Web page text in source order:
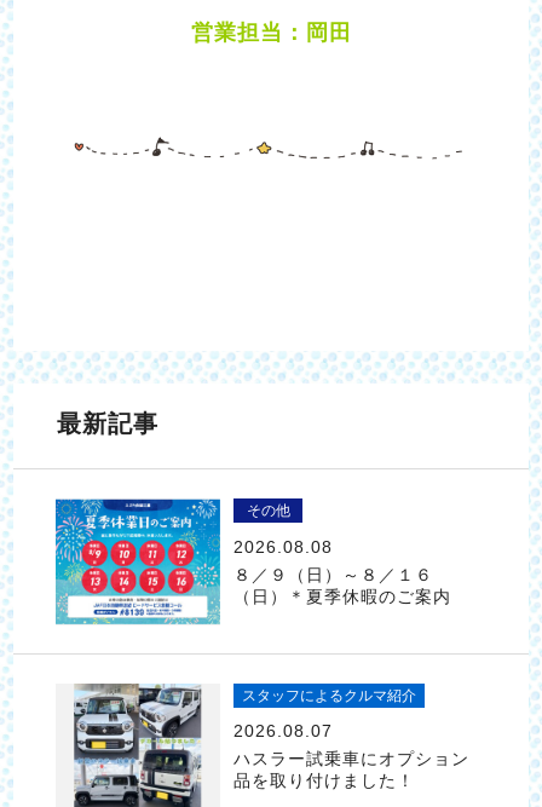
営業担当：岡田
最新記事
その他
2026.08.08
８／９（日）～８／１６
（日）＊夏季休暇のご案内
スタッフによるクルマ紹介
2026.08.07
ハスラー試乗車にオプション
品を取り付けました！